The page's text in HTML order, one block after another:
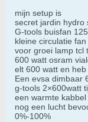
mijn setup is
secret jardin hydro
G-tools buisfan
kleine circulatie fan
voor groei lamp tcl
600 watt osram
elt 600 watt en
Een evsa dimbaar
g-tools 2×600watt
een warmte
nog een lucht
0%-100%